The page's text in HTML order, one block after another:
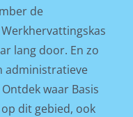
de
lang door. En zo
administratieve
waar Basis
dit gebied, ook